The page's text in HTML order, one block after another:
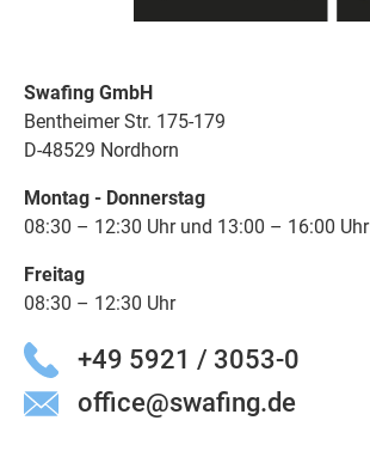
Swafing GmbH
Bentheimer Str. 175-179
D-48529 Nordhorn
Montag - Donnerstag
08:30 – 12:30 Uhr und 13:00 – 16:00 Uhr
Freitag
08:30 – 12:30 Uhr
+49 5921 / 3053-0
office@swafing.de